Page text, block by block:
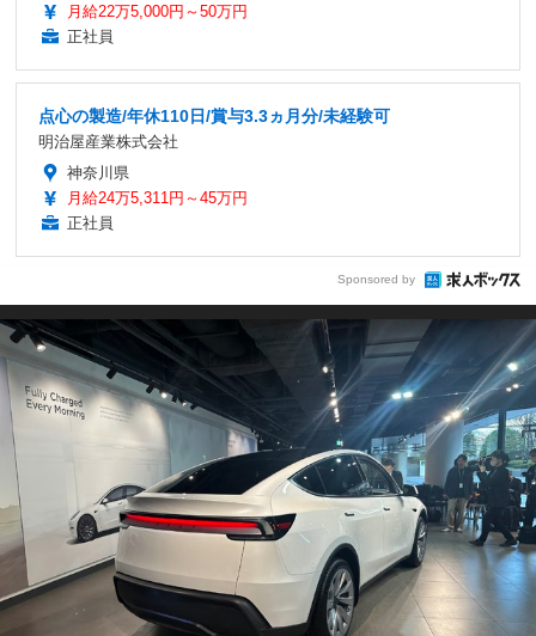
月給22万5,000円～50万円
正社員
点心の製造/年休110日/賞与3.3ヵ月分/未経験可
明治屋産業株式会社
神奈川県
月給24万5,311円～45万円
正社員
Sponsored by